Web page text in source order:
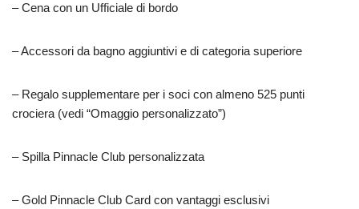
– Cena con un Ufficiale di bordo
– Accessori da bagno aggiuntivi e di categoria superiore
– Regalo supplementare per i soci con almeno 525 punti
crociera (vedi “Omaggio personalizzato”)
– Spilla Pinnacle Club personalizzata
– Gold Pinnacle Club Card con vantaggi esclusivi